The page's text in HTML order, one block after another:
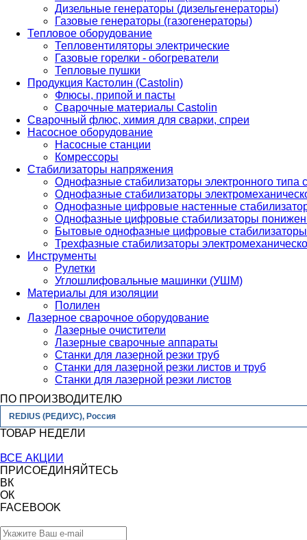
Дизельные генераторы (дизельгенераторы)
Газовые генераторы (газогенераторы)
Тепловое оборудование
Тепловентиляторы электрические
Газовые горелки - обогреватели
Тепловые пушки
Продукция Кастолин (Castolin)
Флюсы, припой и пасты
Сварочные материалы Castolin
Сварочный флюс, химия для сварки, спреи
Насосное оборудование
Насосные станции
Комрессоры
Стабилизаторы напряжения
Однофазные стабилизаторы электронного
Однофазные стабилизаторы
Однофазные цифровые настенные
Однофазные цифровые стабилизаторы
Бытовые однофазные цифровые стабилизаторы
Трехфазные стабилизаторы
Инструменты
Рулетки
Углошлифовальные машинки (УШМ)
Материалы для изоляции
Полилен
Лазерное сварочное оборудование
Лазерные очистители
Лазерные сварочные аппараты
Станки для лазерной резки труб
Станки для лазерной резки листов и труб
Станки для лазерной резки листов
ПО ПРОИЗВОДИТЕЛЮ
REDIUS (РЕДИУС), Россия
ТОВАР НЕДЕЛИ
ВСЕ АКЦИИ
ПРИСОЕДИНЯЙТЕСЬ
ВК
ОК
FACEBOOK